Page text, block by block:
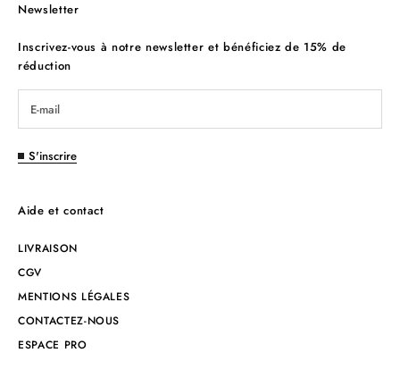
Newsletter
Inscrivez-vous à notre newsletter et bénéficiez de 15% de
réduction
S'inscrire
Aide et contact
LIVRAISON
CGV
MENTIONS LÉGALES
CONTACTEZ-NOUS
ESPACE PRO